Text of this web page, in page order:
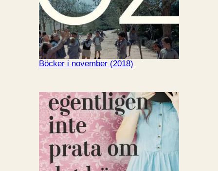
Böcker i november (2018)